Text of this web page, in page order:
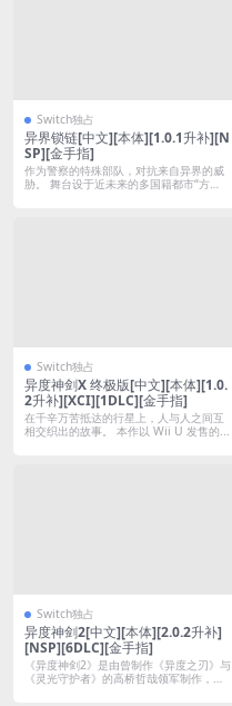
Switch独占
异界锁链[中文][本体][1.0.1升补][N
SP][金手指]
作为警察的特殊部队，对抗来自异界的威
胁。 舞台设于近未来的多国籍都市“方
Switch独占
异度神剑X 终极版[中文][本体][1.0.
2升补][XCI][1DLC][金手指]
在千辛万苦抵达的行星上，人与人之间互
相交织出的故事。 本作以 Wii U 发售的...
Switch独占
异度神剑2[中文][本体][2.0.2升补]
[NSP][6DLC][金手指]
《异度神剑2》是由曾制作《异度之刃》与
《灵光守护者》的高桥哲哉领军制作，